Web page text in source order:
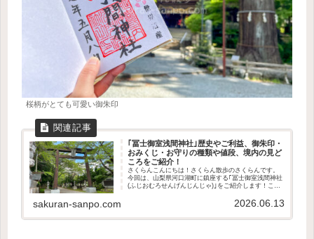
桜柄がとても可愛い御朱印
｢冨士御室浅間神社｣歴史やご利益、御朱印・
おみくじ・お守りの種類や値段、境内の見ど
ころをご紹介！
さくらんこんにちは！さくらん散歩のさくらんです。
今回は、山梨県河口湖町に鎮座する｢冨士御室浅間神社
(ふじおむろせんげんじんじゃ)｣をご紹介します！この
んなご利益があるのか授与品の種類や値段境内...
sakuran-sanpo.com 2026.06.13